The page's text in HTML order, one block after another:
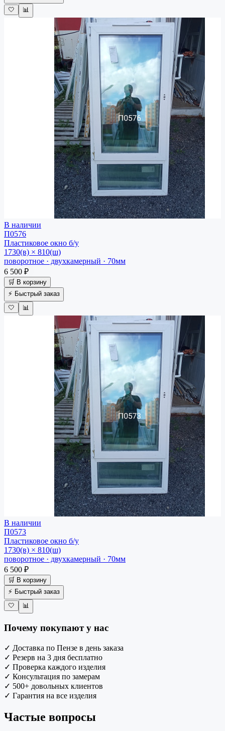
🤍
📊
В наличии
П0576
Пластиковое окно б/у
1730(в) × 810(ш)
поворотное · двухкамерный · 70мм
6 500 ₽
🛒 В корзину
⚡ Быстрый заказ
🤍
📊
В наличии
П0573
Пластиковое окно б/у
1730(в) × 810(ш)
поворотное · двухкамерный · 70мм
6 500 ₽
🛒 В корзину
⚡ Быстрый заказ
🤍
📊
Почему покупают у нас
✓ Доставка по Пензе в день заказа
✓ Резерв на 3 дня бесплатно
✓ Проверка каждого изделия
✓ Консультация по замерам
✓ 500+ довольных клиентов
✓ Гарантия на все изделия
Частые вопросы